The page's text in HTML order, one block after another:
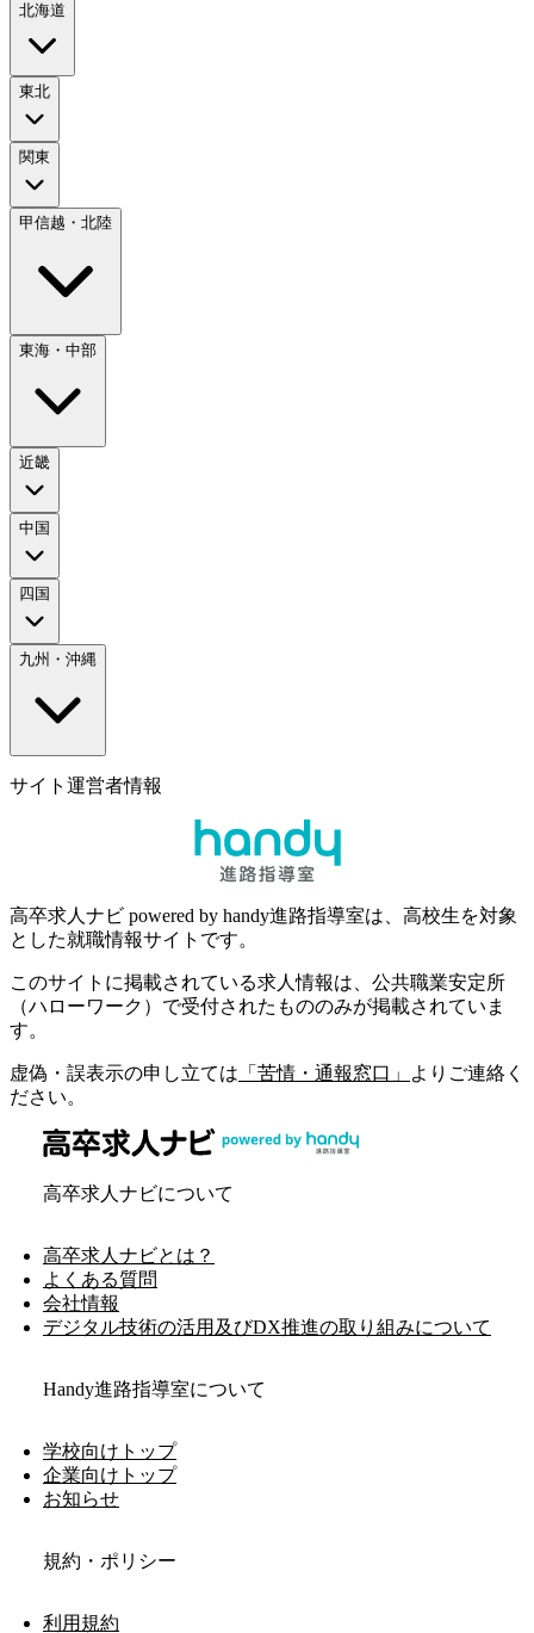
北海道
東北
関東
甲信越・北陸
東海・中部
近畿
中国
四国
九州・沖縄
サイト運営者情報
高卒求人ナビ powered by handy進路指導室は、高校生を対象
とした就職情報サイトです。
このサイトに掲載されている求人情報は、公共職業安定所
（ハローワーク）で受付されたもののみが掲載されていま
す。
虚偽・誤表示の申し立ては 「苦情・通報窓口」
よりご連絡く
ださい。
高卒求人ナビについて
高卒求人ナビとは？
よくある質問
会社情報
デジタル技術の活用及びDX推進の取り組みについて
Handy進路指導室について
学校向けトップ
企業向けトップ
お知らせ
規約・ポリシー
利用規約